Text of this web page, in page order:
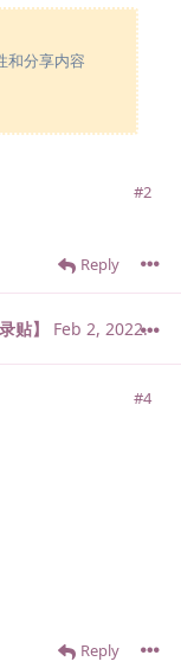
和分享内容
#2
Reply
贴】 Feb 2, 2022.
#4
Reply